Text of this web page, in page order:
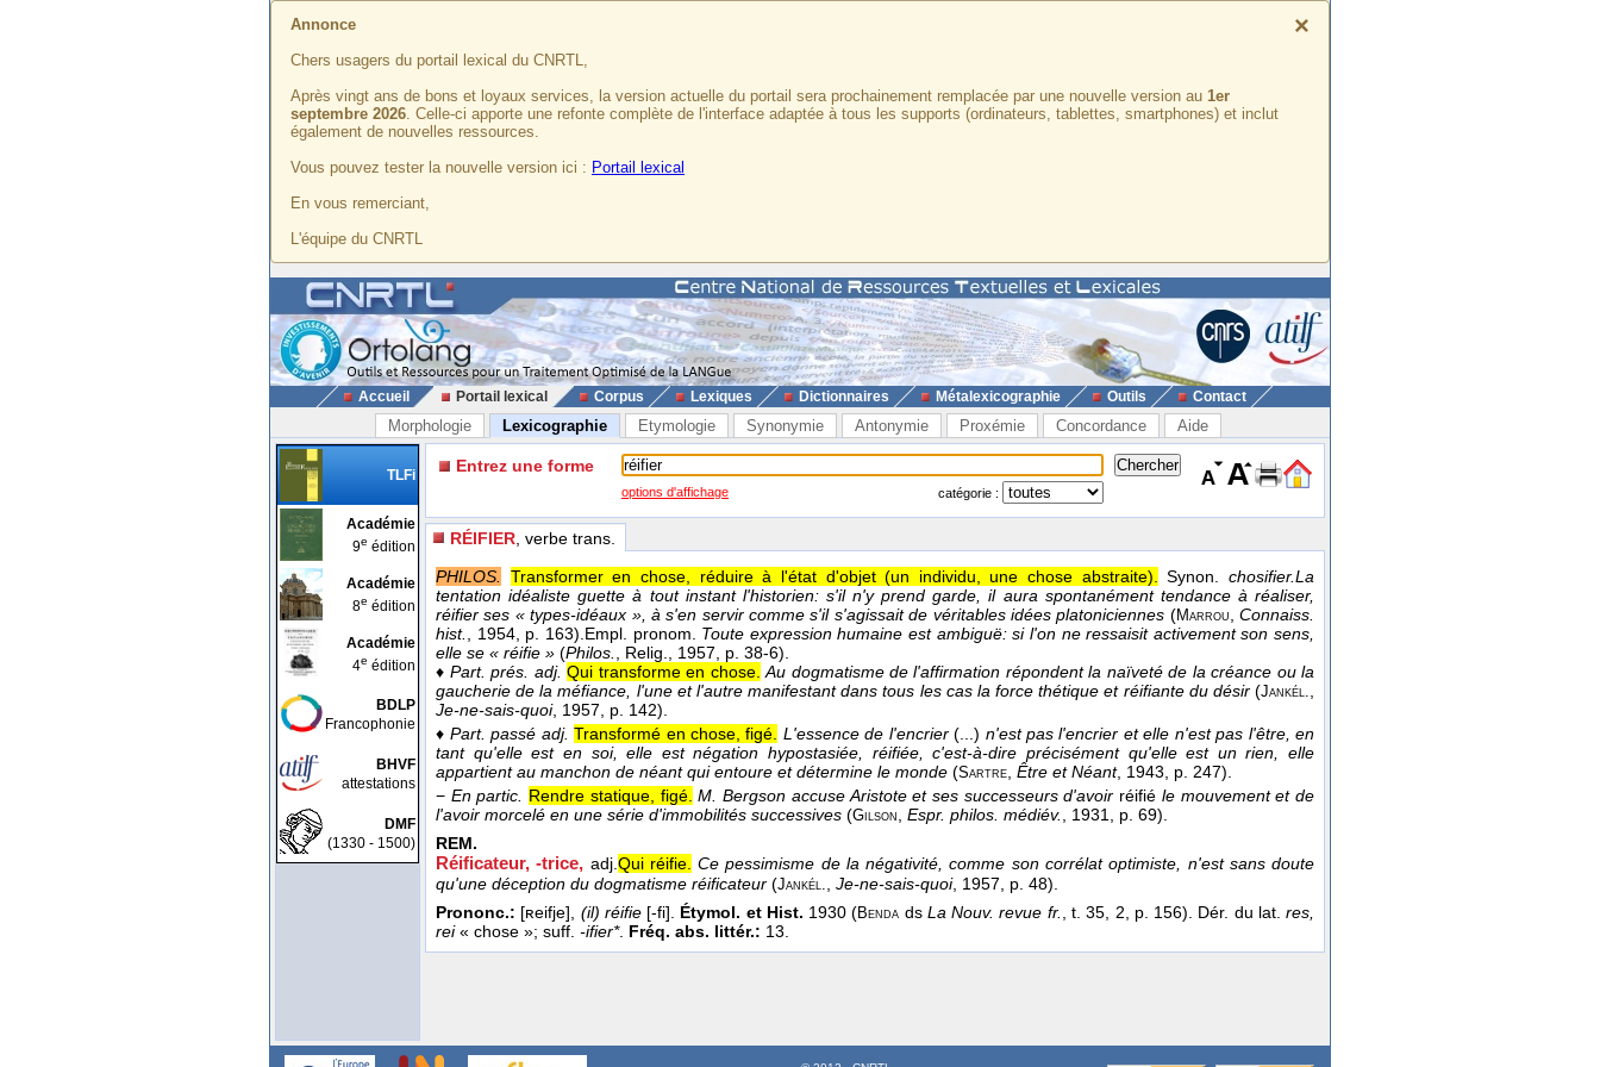
×
Annonce
Chers usagers du portail lexical du CNRTL,
Après vingt ans de bons et loyaux services, la version actuelle du portail sera prochainement remplacée par une nouvelle version au 1er
septembre 2026. Celle-ci apporte une refonte complète de l'interface adaptée à tous les supports (ordinateurs, tablettes, smartphones) et inclut
également de nouvelles ressources.
Vous pouvez tester la nouvelle version ici : Portail lexical
En vous remerciant,
L'équipe du CNRTL
Accueil Portail lexical Corpus Lexiques Dictionnaires Métalexicographie Outils Contact
Morphologie Lexicographie Etymologie Synonymie Antonymie Proxémie Concordance Aide
TLFi
Académie
9e édition
Académie
8e édition
Académie
4e édition
BDLP
Francophonie
BHVF
attestations
DMF
(1330 - 1500)
Entrez une forme
options d'affichage catégorie :
RÉIFIER , verbe trans.
PHILOS. Transformer en chose, réduire à l'état d'objet (un individu, une chose abstraite). Synon.chosifier.La
tentation idéaliste guette à tout instant l'historien: s'il n'y prend garde, il aura spontanément tendance à réaliser,
réifier ses « types-idéaux », à s'en servir comme s'il s'agissait de véritables idées platoniciennes (Marrou, Connaiss.
hist., 1954, p. 163).Empl. pronom. Toute expression humaine est ambiguë: si l'on ne ressaisit activement son sens,
elle se « réifie » (Philos., Relig., 1957, p. 38-6).
♦ Part. prés. adj. Qui transforme en chose. Au dogmatisme de l'affirmation répondent la naïveté de la créance ou la
gaucherie de la méfiance, l'une et l'autre manifestant dans tous les cas la force thétique et réifiante du désir(Jankél.,
Je-ne-sais-quoi, 1957, p. 142).
♦ Part. passé adj. Transformé en chose, figé. L'essence de l'encrier(...) n'est pas l'encrier et elle n'est pas l'être, en
tant qu'elle est en soi, elle est négation hypostasiée, réifiée, c'est-à-dire précisément qu'elle est un rien, elle
appartient au manchon de néant qui entoure et détermine le monde (Sartre, Être et Néant, 1943, p. 247).
− En partic. Rendre statique, figé. M. Bergson accuse Aristote et ses successeurs d'avoir réifié le mouvement et de
l'avoir morcelé en une série d'immobilités successives (Gilson, Espr. philos. médiév., 1931, p. 69).
REM.
Réificateur, -trice, adj.Qui réifie. Ce pessimisme de la négativité, comme son corrélat optimiste, n'est sans doute
qu'une déception du dogmatisme réificateur (Jankél., Je-ne-sais-quoi, 1957, p. 48).
Prononc.: [ʀeifje], (il) réifie[-fi]. Étymol. et Hist. 1930 (Benda ds La Nouv. revue fr., t. 35, 2, p. 156). Dér. du lat.res,
rei« chose »; suff. -ifier*. Fréq. abs. littér.: 13.